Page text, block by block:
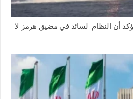
أن النظام السائد في مضيق هرمز لا